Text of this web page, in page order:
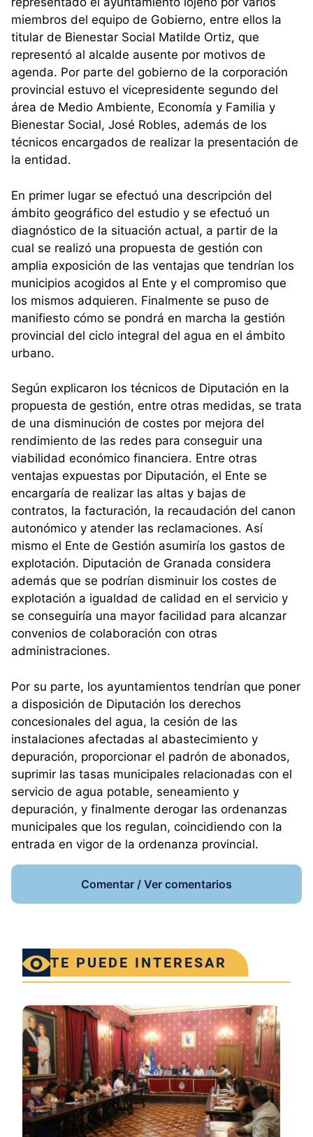
miembros del equipo de Gobierno, entre ellos la
titular de Bienestar Social Matilde Ortiz, que
representó al alcalde ausente por motivos de
agenda. Por parte del gobierno de la corporación
provincial estuvo el vicepresidente segundo del
área de Medio Ambiente, Economía y Familia y
Bienestar Social, José Robles, además de los
técnicos encargados de realizar la presentación de
la entidad.
En primer lugar se efectuó una descripción del
ámbito geográfico del estudio y se efectuó un
diagnóstico de la situación actual, a partir de la
cual se realizó una propuesta de gestión con
amplia exposición de las ventajas que tendrían los
municipios acogidos al Ente y el compromiso que
los mismos adquieren. Finalmente se puso de
manifiesto cómo se pondrá en marcha la gestión
provincial del ciclo integral del agua en el ámbito
urbano.
Según explicaron los técnicos de Diputación en la
propuesta de gestión, entre otras medidas, se trata
de una disminución de costes por mejora del
rendimiento de las redes para conseguir una
viabilidad económico financiera. Entre otras
ventajas expuestas por Diputación, el Ente se
encargaría de realizar las altas y bajas de
contratos, la facturación, la recaudación del canon
autonómico y atender las reclamaciones. Así
mismo el Ente de Gestión asumiría los gastos de
explotación. Diputación de Granada considera
además que se podrían disminuir los costes de
explotación a igualdad de calidad en el servicio y
se conseguiría una mayor facilidad para alcanzar
convenios de colaboración con otras
administraciones.
Por su parte, los ayuntamientos tendrían que poner
a disposición de Diputación los derechos
concesionales del agua, la cesión de las
instalaciones afectadas al abastecimiento y
depuración, proporcionar el padrón de abonados,
suprimir las tasas municipales relacionadas con el
servicio de agua potable, seneamiento y
depuración, y finalmente derogar las ordenanzas
municipales que los regulan, coincidiendo con la
entrada en vigor de la ordenanza provincial.
Comentar / Ver comentarios
TE PUEDE INTERESAR